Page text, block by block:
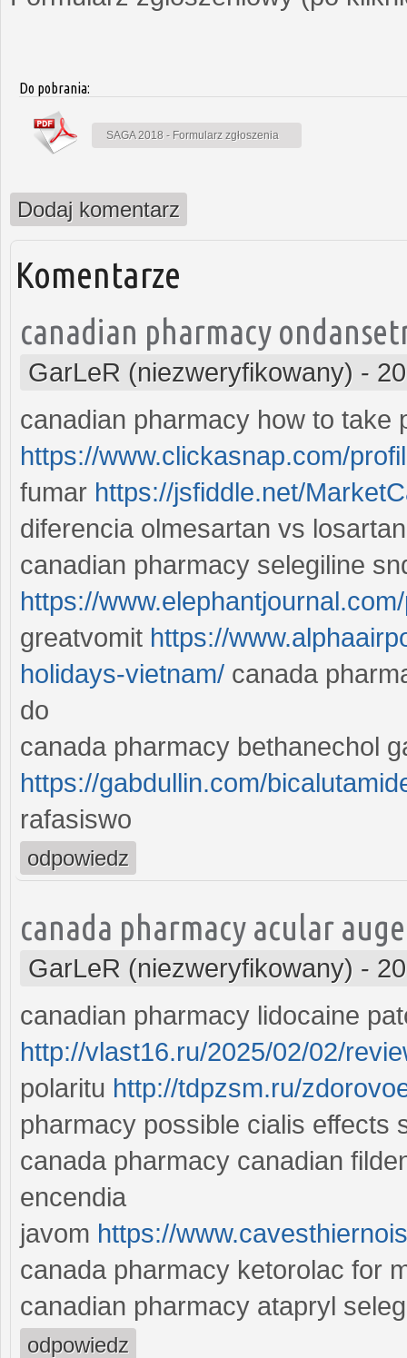
Do pobrania:
SAGA 2018 - Formularz zgłoszenia
Dodaj komentarz
Komentarze
canadian pharmacy
GarLeR (niezweryfikowany) -
canadian pharmacy how to take
https://www.clickasnap.com/
fumar https://jsfiddle.net/
diferencia olmesartan vs losartan
canadian pharmacy selegiline
https://
greatvomit https://
holidays-vietnam/ canada
do
canada pharmacy bethanechol
https://gabdullin.com/
rafasiswo
odpowiedz
canada pharmacy acular
GarLeR (niezweryfikowany) -
canadian pharmacy lidocaine
http://vlast16.ru/2025/02/02/
polaritu http://tdpzsm.ru/
pharmacy possible cialis effects
canada pharmacy canadian
encendia
javom https://
canada pharmacy ketorolac for
canadian pharmacy atapryl
odpowiedz